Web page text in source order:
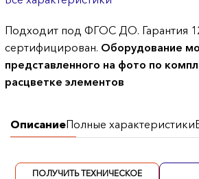
Подходит под ФГОС ДО. Гарантия
сертифицирован. Оборудование
представленного на фото по
расцветке элементов
ОписаниеПолные характеристики
ПОЛУЧИТЬ ТЕХНИЧЕСКОЕ